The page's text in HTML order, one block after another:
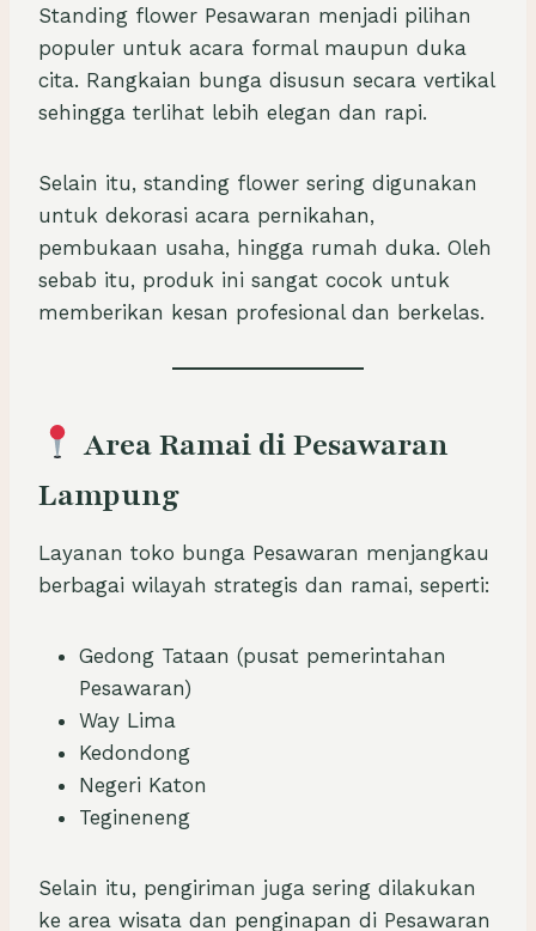
Standing flower Pesawaran menjadi pilihan
populer untuk acara formal maupun duka
cita. Rangkaian bunga disusun secara vertikal
sehingga terlihat lebih elegan dan rapi.
Selain itu, standing flower sering digunakan
untuk dekorasi acara pernikahan,
pembukaan usaha, hingga rumah duka. Oleh
sebab itu, produk ini sangat cocok untuk
memberikan kesan profesional dan berkelas.
Area Ramai di Pesawaran
Lampung
Layanan toko bunga Pesawaran menjangkau
berbagai wilayah strategis dan ramai, seperti:
Gedong Tataan (pusat pemerintahan
Pesawaran)
Way Lima
Kedondong
Negeri Katon
Tegineneng
Selain itu, pengiriman juga sering dilakukan
ke area wisata dan penginapan di Pesawaran